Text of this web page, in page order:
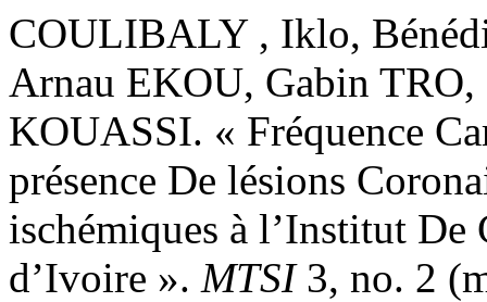
COULIBALY , Iklo,
Arnau EKOU, Gabin
KOUASSI. « Fréquence
présence De lésions
ischémiques à l’Institut
d’Ivoire ». MTSI3, no. 2